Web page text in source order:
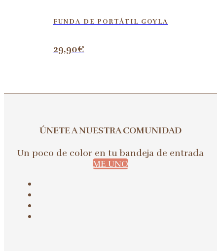
FUNDA DE PORTÁTIL GOYLA
29,90€
ÚNETE A NUESTRA COMUNIDAD
Un poco de color en tu bandeja de entrada
ME UNO